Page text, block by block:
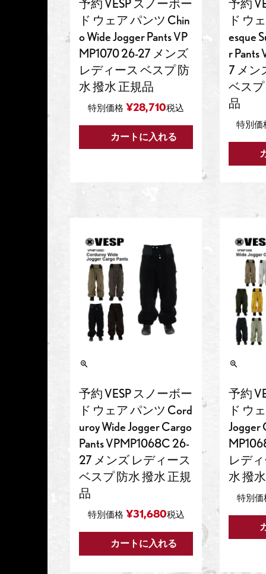
予約 VESP スノーボー
ド ウェア パンツ Chin
o Wide Jogger Pants VP
MP1070 26-27 メンズ
レディース ベスプ 防
水 撥水 正規品
特別価格 ¥28,710税込
カートに入れる
予約
ド ウ
esque
r Pants
7 メン
ベスプ
品
特別価
予約 VESP スノーボー
ド ウェア パンツ Cord
uroy Wide Jogger Cargo
Pants VPMP1068C 26-
27 メンズ レディース
ベスプ 防水 撥水 正規
品
特別価格 ¥31,680税込
カートに入れる
予約
ド ウ
Jogger
レデ
水 撥
特別価